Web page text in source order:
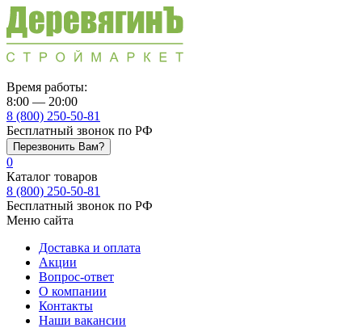
Время работы:
8:00 — 20:00
8 (800) 250-50-81
Бесплатный звонок по РФ
Перезвонить Вам?
0
Каталог товаров
8 (800) 250-50-81
Бесплатный звонок по РФ
Меню сайта
Доставка и оплата
Акции
Вопрос-ответ
О компании
Контакты
Наши вакансии